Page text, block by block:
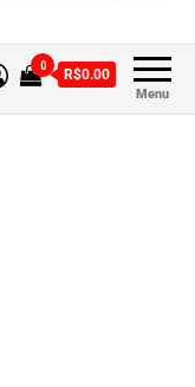
Menu
0
R$0.00